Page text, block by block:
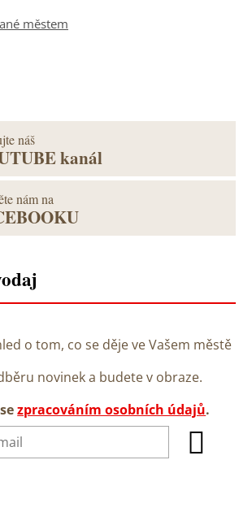
městem
náš
kanál
nám na
o tom, co se děje ve Vašem městě
novinek a budete v obraze.
zpracováním osobních údajů.